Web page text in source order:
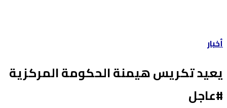
أخبار
يعيد تكريس هيمنة الحكومة المركزية
#عاجل